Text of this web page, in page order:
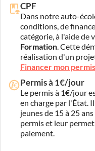
CPF
Dans notre auto-
conditions, de
catégorie, à l'aide de
Formation. Cette
réalisation d'un
Financer mon
Permis à 1€/jour
Le permis à 1€/jour
en charge par l'État.
jeunes de 15 à 25
permis et leur
paiement.